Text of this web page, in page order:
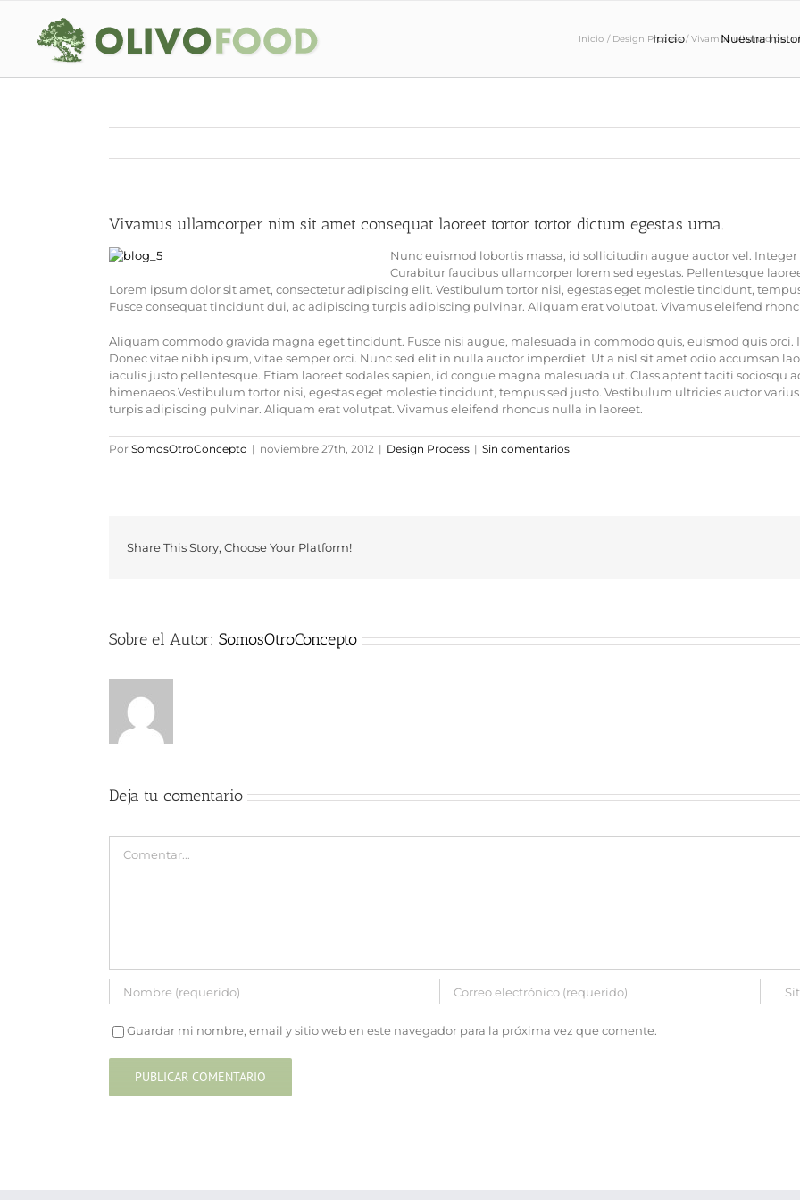
contenido
Inicio Nuestra
Inicio Design Process Vivamus ullamcorper
Vivamus ullamcorper nim sit amet consequat laoreet tortor tortor dictum egestas urna.
Nunc euismod lobortis massa, id sollicitudin augue auctor vel.
Curabitur faucibus ullamcorper lorem sed egestas. Pellentesque
Lorem ipsum dolor sit amet, consectetur adipiscing elit. Vestibulum tortor nisi, egestas eget molestie tincidunt,
Fusce consequat tincidunt dui, ac adipiscing turpis adipiscing pulvinar. Aliquam erat volutpat. Vivamus eleifend
Aliquam commodo gravida magna eget tincidunt. Fusce nisi augue, malesuada in commodo quis, euismod quis
Donec vitae nibh ipsum, vitae semper orci. Nunc sed elit in nulla auctor imperdiet. Ut a nisl sit amet odio accumsan
iaculis justo pellentesque. Etiam laoreet sodales sapien, id congue magna malesuada ut. Class aptent taciti sociosqu
himenaeos.Vestibulum tortor nisi, egestas eget molestie tincidunt, tempus sed justo. Vestibulum ultricies auctor
turpis adipiscing pulvinar. Aliquam erat volutpat. Vivamus eleifend rhoncus nulla in laoreet.
Por SomosOtroConcepto | noviembre 27th, 2012 | Design Process | Sin comentarios
Share This Story, Choose Your Platform!
Sobre el Autor: SomosOtroConcepto
Deja tu comentario
Guardar mi nombre, email y sitio web en este navegador para la próxima vez que comente.